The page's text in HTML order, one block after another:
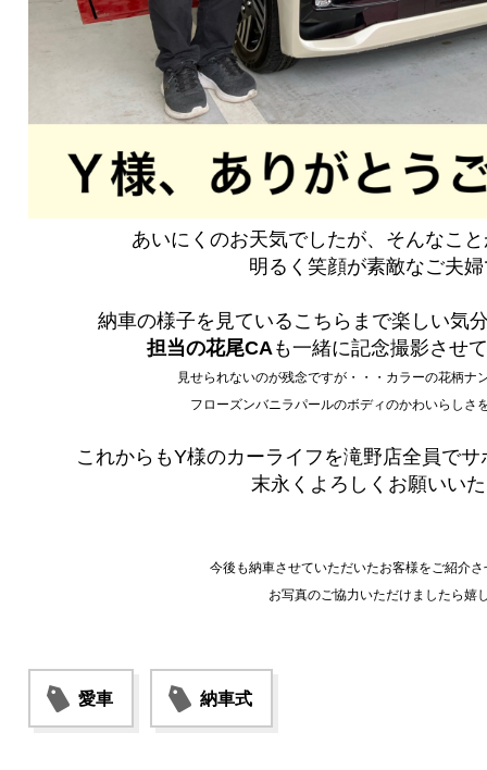
あいにくのお天気でしたが、そんなこ
明るく笑顔が素敵なご夫
納車の様子を見ているこちらまで楽しい気
担当の花尾CA も一緒に記念撮影させ
見せられないのが残念ですが・・・カラーの花柄ナ
フローズンバニラパールのボディのかわいらしさ
これからもY様のカーライフを滝野店全員で
末永くよろしくお願いい
今後も納車させていただいたお客様をご紹介
お写真のご協力いただけましたら嬉
愛車 納車式